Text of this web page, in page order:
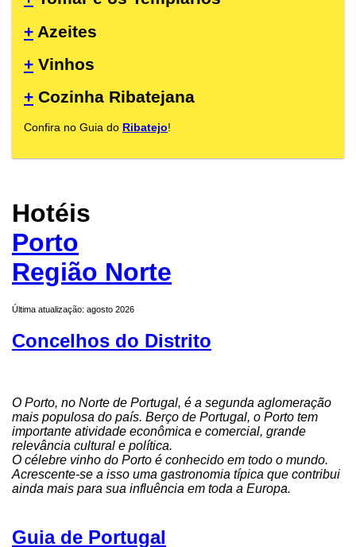
+ Azeites
+ Vinhos
+ Cozinha Ribatejana
Confira no Guia do Ribatejo!
Hotéis
Porto
Região Norte
Última atualização: agosto 2026
Concelhos do Distrito
O Porto, no Norte de Portugal, é a segunda aglomeração
mais populosa do país. Berço de Portugal, o Porto tem
importante atividade econômica e comercial, grande
relevância cultural e política.
O célebre vinho do Porto é conhecido em todo o mundo.
Acrescente-se a isso uma gastronomia típica que contribui
ainda mais para sua influência em toda a Europa.
Guia de Portugal